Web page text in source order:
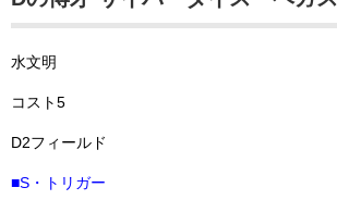
水文明
コスト5
D2フィールド
■S・トリガー